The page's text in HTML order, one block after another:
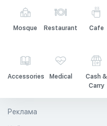
Mosque Restaurant Cafe
Accessories Medical
Cash &
Carry
Реклама